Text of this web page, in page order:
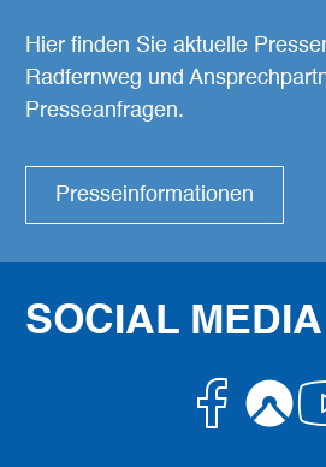
Hier finden Sie aktuelle
Radfernweg und
Presseanfragen.
Presseinformationen
SOCIAL MEDIA